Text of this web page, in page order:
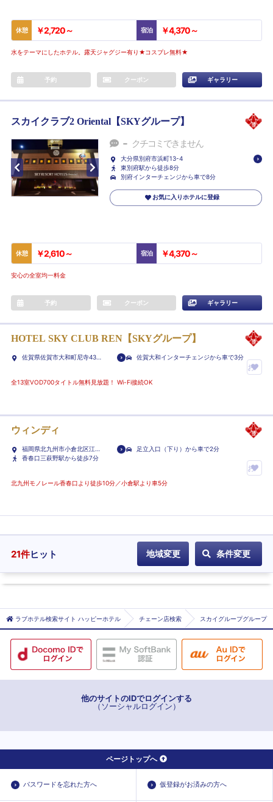
休憩 ￥2,720～ 宿泊 ￥4,370～
水をテーマにしたホテル。露天ジャグジー有り★コスプレ無料★
予約 クーポン ギャラリー
スカイクラブ2 Oriental【SKYグループ】
- クチコミできません
大分県別府市浜町13-4
東別府駅から徒歩8分
別府インターチェンジから車で8分
お気に入りホテルに登録
休憩 ￥2,610～ 宿泊 ￥4,370～
安心の全室均一料金
予約 クーポン ギャラリー
HOTEL SKY CLUB REN【SKYグループ】
佐賀県佐賀市大和町尼寺438-
佐賀大和インターチェンジから車で3分
お
り
ホ
ル
全13室VOD700タイトル無料見放題！ Wi-Fi接続OK
ウィンディ
福岡県北九州市小倉北区江南
町8-8
足立入口（下り）から車で2分
香春口三萩野駅から徒歩7分
お
ホ
テ
ル
録
北九州モノレール香春口より徒歩10分／小倉駅より車5分
21件ヒット 地域変更 条件変更
ラブホテル検索サイト ハッピーホテル チェーン店検索 スカイグループグループ
他のサイトのIDでログインする
（ソーシャルログイン）
ページトップへ
パスワードを忘れた方へ 仮登録がお済みの方へ